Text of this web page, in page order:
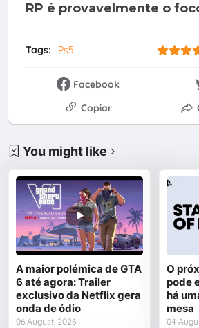
RP é provavelmente o
Tags: Ps5
Facebook
Copiar
You might like
A maior polémica de GTA
6 até agora: Trailer
exclusivo da Netflix gera
onda de ódio
06 August, 2026
O
pode
há
mesa
04